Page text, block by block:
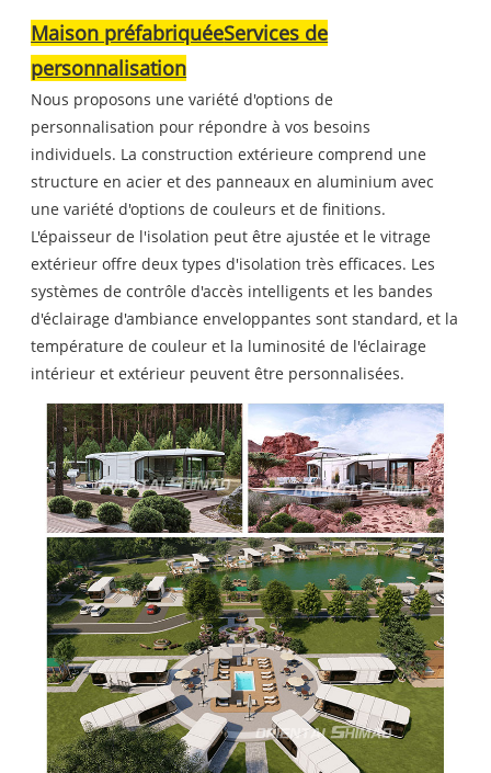
Maison préfabriquéeServices de
personnalisation
Nous proposons une variété d'options de
personnalisation pour répondre à vos besoins
individuels. La construction extérieure comprend une
structure en acier et des panneaux en aluminium avec
une variété d'options de couleurs et de finitions.
L'épaisseur de l'isolation peut être ajustée et le vitrage
extérieur offre deux types d'isolation très efficaces. Les
systèmes de contrôle d'accès intelligents et les bandes
d'éclairage d'ambiance enveloppantes sont standard, et la
température de couleur et la luminosité de l'éclairage
intérieur et extérieur peuvent être personnalisées.